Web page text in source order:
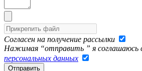
Согласен на получение рассылки
Нажимая “отправить ” я соглашаюсь
персональных данных